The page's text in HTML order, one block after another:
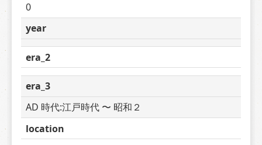
0
year
era_2
era_3
AD 時代:江戸時代 〜 昭和２
location